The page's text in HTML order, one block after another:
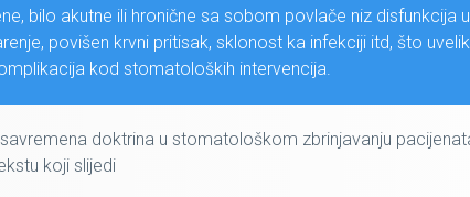
bilo akutne ili hronične sa sobom povlače niz disfunkcija u
povišen krvni pritisak, sklonost ka infekciji itd, što
kod stomatoloških intervencija.
doktrina u stomatološkom zbrinjavanju
koji slijedi